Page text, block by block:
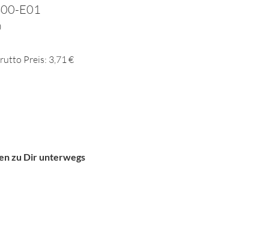
E01
Preis: 3,71 €
zu Dir unterwegs